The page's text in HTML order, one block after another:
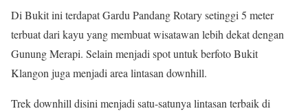
Di Bukit ini terdapat Gardu Pandang Rotary setinggi 5 meter
terbuat dari kayu yang membuat wisatawan lebih dekat dengan
Gunung Merapi. Selain menjadi spot untuk berfoto Bukit
Klangon juga menjadi area lintasan downhill.
Trek downhill disini menjadi satu-satunya lintasan terbaik di